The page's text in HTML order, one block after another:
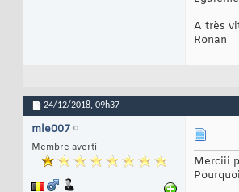
A très
Ronan
24/12/2018, 09h37
mle007
Membre averti
Merciii